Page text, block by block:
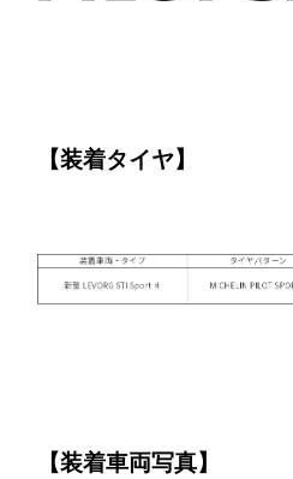
【装着タイヤ】
【装着車両写真】